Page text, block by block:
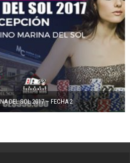
DEL SOL 2017 – FECHA 2